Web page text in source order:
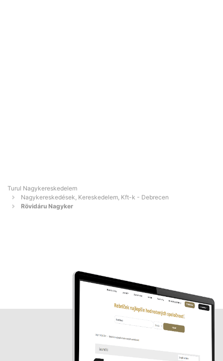
Turul Nagykereskedelem
Nagykereskedések, Kereskedelem, Kft-k - Debrecen
Rövidáru Nagyker